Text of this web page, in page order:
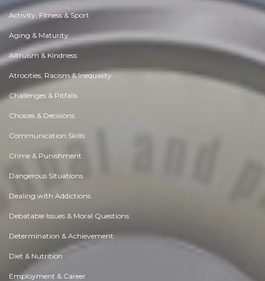
Activity, Fitness & Sport
Aging & Maturity
Altruism & Kindness
Atrocities, Racism & Inequality
Challenges & Pitfalls
Choices & Decisions
Communication Skills
Crime & Punishment
Dangerous Situations
Dealing with Addictions
Debatable Issues & Moral Questions
Determination & Achievement
Diet & Nutrition
Employment & Career